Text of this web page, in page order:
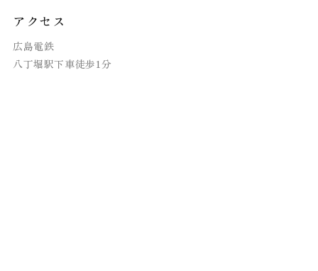
アクセス
広島電鉄
八丁堀駅下車徒歩1分